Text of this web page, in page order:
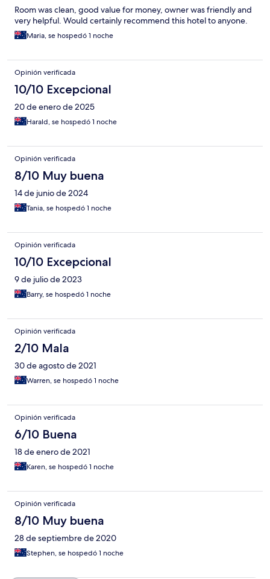
Room was clean, good value for money, owner was friendly and
very helpful. Would certainly recommend this hotel to anyone.
Maria, se hospedó 1 noche
Opinión verificada
10/10 Excepcional
20 de enero de 2025
Harald, se hospedó 1 noche
Opinión verificada
8/10 Muy buena
14 de junio de 2024
Tania, se hospedó 1 noche
Opinión verificada
10/10 Excepcional
9 de julio de 2023
Barry, se hospedó 1 noche
Opinión verificada
2/10 Mala
30 de agosto de 2021
Warren, se hospedó 1 noche
Opinión verificada
6/10 Buena
18 de enero de 2021
Karen, se hospedó 1 noche
Opinión verificada
8/10 Muy buena
28 de septiembre de 2020
Stephen, se hospedó 1 noche